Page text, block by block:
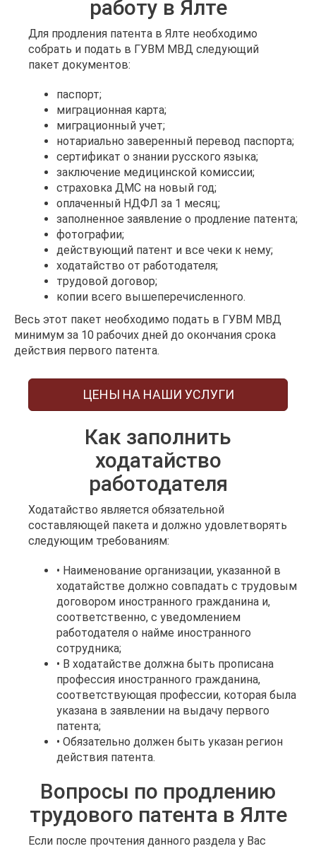
работу в Ялте
Для продления патента в Ялте необходимо
собрать и подать в ГУВМ МВД следующий
пакет документов:
паспорт;
миграционная карта;
миграционный учет;
нотариально заверенный перевод паспорта;
сертификат о знании русского языка;
заключение медицинской комиссии;
страховка ДМС на новый год;
оплаченный НДФЛ за 1 месяц;
заполненное заявление о продление патента;
фотографии;
действующий патент и все чеки к нему;
ходатайство от работодателя;
трудовой договор;
копии всего вышеперечисленного.
Весь этот пакет необходимо подать в ГУВМ МВД
минимум за 10 рабочих дней до окончания срока
действия первого патента.
ЦЕНЫ НА НАШИ УСЛУГИ
Как заполнить
ходатайство
работодателя
Ходатайство является обязательной
составляющей пакета и должно удовлетворять
следующим требованиям:
• Наименование организации, указанной в
ходатайстве должно совпадать с трудовым
договором иностранного гражданина и,
соответственно, с уведомлением
работодателя о найме иностранного
сотрудника;
• В ходатайстве должна быть прописана
профессия иностранного гражданина,
соответствующая профессии, которая была
указана в заявлении на выдачу первого
патента;
• Обязательно должен быть указан регион
действия патента.
Вопросы по продлению
трудового патента в Ялте
Если после прочтения данного раздела у Вас